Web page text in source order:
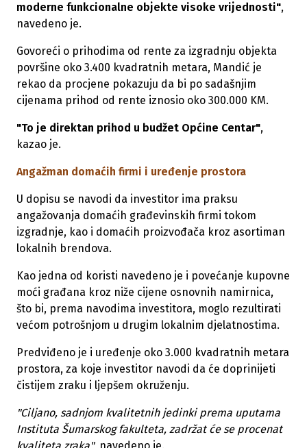
moderne funkcionalne objekte visoke vrijednosti",
navedeno je.
Govoreći o prihodima od rente za izgradnju objekta
površine oko 3.400 kvadratnih metara, Mandić je
rekao da procjene pokazuju da bi po sadašnjim
cijenama prihod od rente iznosio oko 300.000 KM.
"To je direktan prihod u budžet Općine Centar",
kazao je.
Angažman domaćih firmi i uređenje prostora
U dopisu se navodi da investitor ima praksu
angažovanja domaćih građevinskih firmi tokom
izgradnje, kao i domaćih proizvođača kroz asortiman
lokalnih brendova.
Kao jedna od koristi navedeno je i povećanje kupovne
moći građana kroz niže cijene osnovnih namirnica,
što bi, prema navodima investitora, moglo rezultirati
većom potrošnjom u drugim lokalnim djelatnostima.
Predviđeno je i uređenje oko 3.000 kvadratnih metara
prostora, za koje investitor navodi da će doprinijeti
čistijem zraku i ljepšem okruženju.
"Ciljano, sadnjom kvalitetnih jedinki prema uputama
Instituta Šumarskog fakulteta, zadržat će se procenat